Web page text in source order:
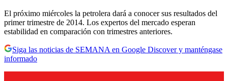
El próximo miércoles la petrolera dará a conocer sus resultados del
primer trimestre de 2014. Los expertos del mercado esperan
estabilidad en comparación con trimestres anteriores.
Siga las noticias de SEMANA en Google Discover y manténgase
informado